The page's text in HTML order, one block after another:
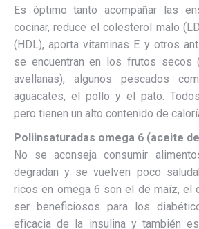
Es óptimo tanto acompañar las
cocinar, reduce el colesterol malo
(HDL), aporta vitaminas E y otros
se encuentran en los frutos secos
avellanas), algunos pescados
aguacates, el pollo y el pato.
pero tienen un alto contenido de
Poliinsaturadas omega 6 (aceite
No se aconseja consumir
degradan y se vuelven poco
ricos en omega 6 son el de maíz, el
ser beneficiosos para los
eficacia de la insulina y también